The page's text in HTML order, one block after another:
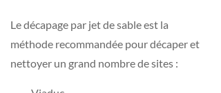
Le décapage par jet de sable est la
méthode recommandée pour décaper et
nettoyer un grand nombre de sites :